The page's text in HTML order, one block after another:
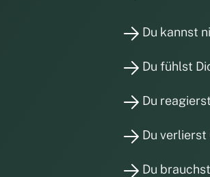
Du kannst
Du fühlst
Du
Du
Du